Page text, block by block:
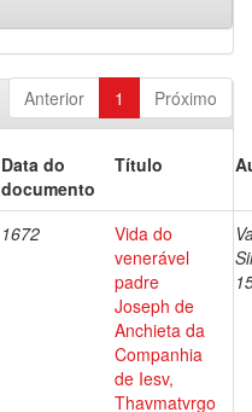
Anterior 1 Próximo
Data do
documento
Título
1672
Vida do
venerável
padre
Joseph de
Anchieta da
Companhia
de Iesv,
Thavmatvrgo